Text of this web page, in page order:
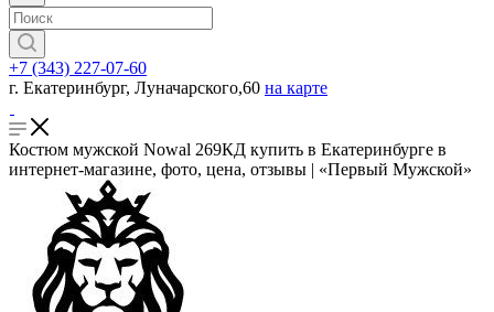
+7 (343) 227-07-60
г. Екатеринбург, Луначарского,60 на карте
Костюм мужской Nowal 269КД купить в Екатеринбурге в
интернет-магазине, фото, цена, отзывы | «Первый Мужской»